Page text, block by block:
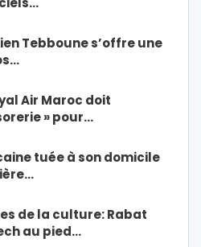
Tebboune s’offre une
Air Maroc doit
» pour…
tuée à son domicile
de la culture: Rabat
au pied…